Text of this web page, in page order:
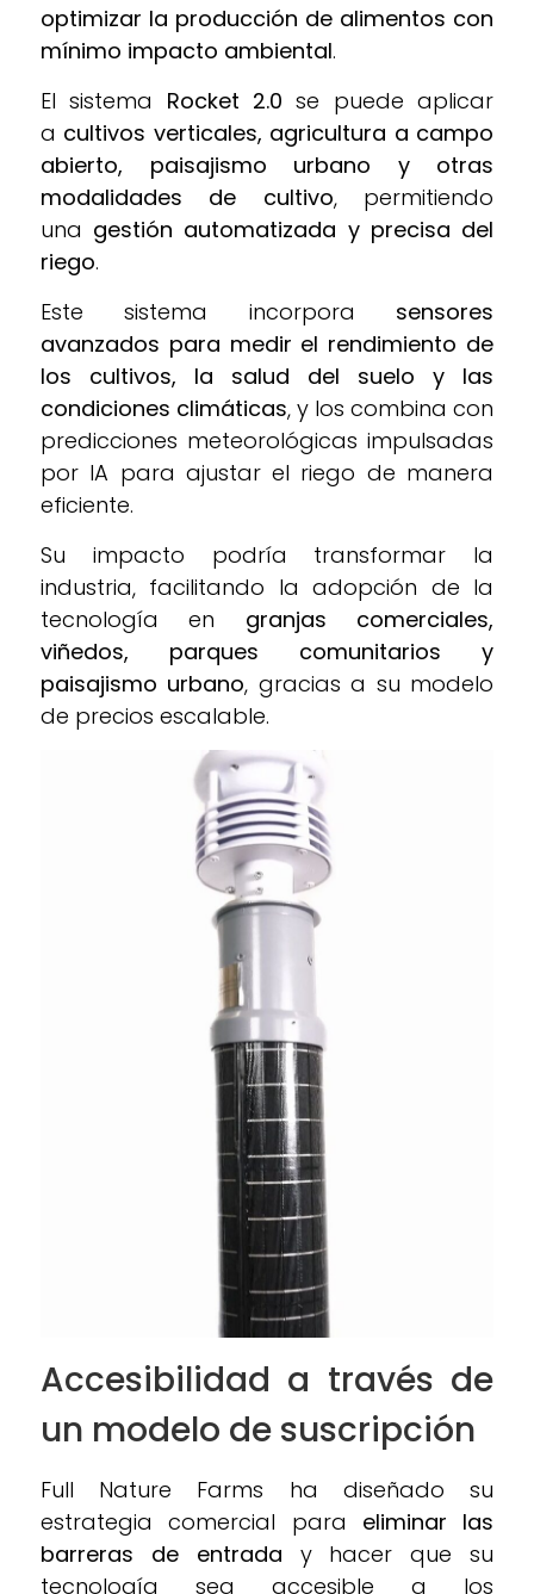
optimizar la producción de alimentos con
mínimo impacto ambiental.
El sistema Rocket 2.0 se puede aplicar
a cultivos verticales, agricultura a campo
abierto, paisajismo urbano y otras
modalidades de cultivo, permitiendo
una gestión automatizada y precisa del
riego.
Este sistema incorpora sensores
avanzados para medir el rendimiento de
los cultivos, la salud del suelo y las
condiciones climáticas, y los combina con
predicciones meteorológicas impulsadas
por IA para ajustar el riego de manera
eficiente.
Su impacto podría transformar la
industria, facilitando la adopción de la
tecnología en granjas comerciales,
viñedos, parques comunitarios y
paisajismo urbano, gracias a su modelo
de precios escalable.
Accesibilidad a través de
un modelo de suscripción
Full Nature Farms ha diseñado su
estrategia comercial para eliminar las
barreras de entrada y hacer que su
tecnología sea accesible a los